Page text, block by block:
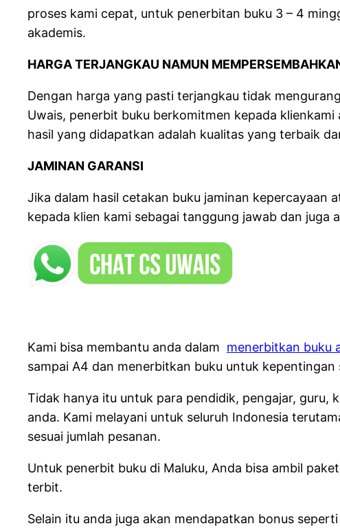
proses kami cepat, untuk penerbitan buku 3 – 4
akademis.
HARGA TERJANGKAU NAMUN
Dengan harga yang pasti terjangkau tidak
Uwais, penerbit buku berkomitmen kepada
hasil yang didapatkan adalah kualitas yang terbaik
JAMINAN GARANSI
Jika dalam hasil cetakan buku jaminan kepercayaan
kepada klien kami sebagai tanggung jawab dan juga
Kami bisa membantu anda dalam menerbitkan buku
sampai A4 dan menerbitkan buku untuk
Tidak hanya itu untuk para pendidik, pengajar, guru,
anda. Kami melayani untuk seluruh Indonesia
sesuai jumlah pesanan.
Untuk penerbit buku di Maluku, Anda bisa ambil
terbit.
Selain itu anda juga akan mendapatkan bonus